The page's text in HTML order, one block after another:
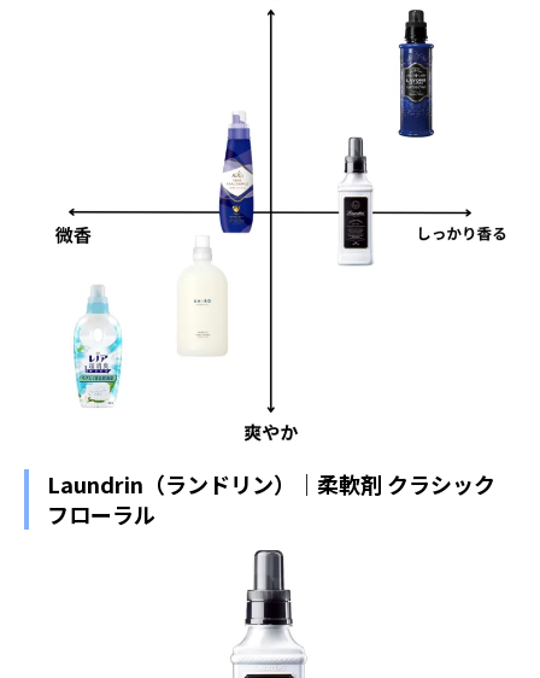
Laundrin（ランドリン）｜柔軟剤 クラシック
フローラル